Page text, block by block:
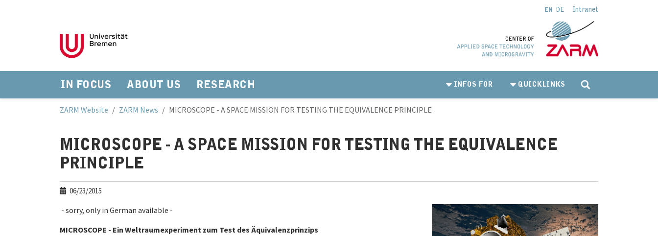
EN DE Intranet
IN FOCUS ABOUT US RESEARCH INFOS FOR QUICKLINKS
ZARM Website ZARM News MICROSCOPE - A SPACE MISSION FOR TESTING THE EQUIVALENCE PRINCIPLE
MICROSCOPE - A SPACE MISSION FOR TESTING THE EQUIVALENCE
PRINCIPLE
06/23/2015
- sorry, only in German available -
MICROSCOPE - Ein Weltraumexperiment zum Test des Äquivalenzprinzips